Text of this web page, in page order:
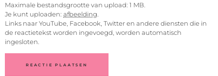
Maximale bestandsgrootte van upload: 1 MB.
Je kunt uploaden: afbeelding
Links naar YouTube, Facebook, Twitter en andere diensten die in
de reactietekst worden ingevoegd, worden automatisch
ingesloten.